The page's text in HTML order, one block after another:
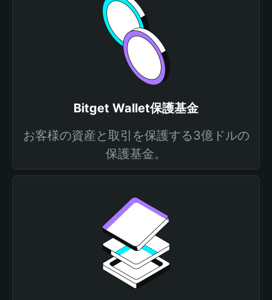
Bitget Wallet保護基金
お客様の資産と取引を保護する3億ドルの
保護基金。